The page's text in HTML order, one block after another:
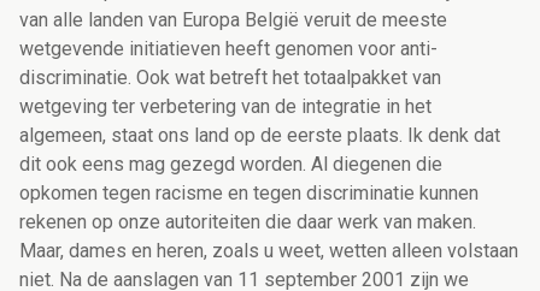
van alle landen van Europa België veruit de meeste
wetgevende initiatieven heeft genomen voor anti-
discriminatie. Ook wat betreft het totaalpakket van
wetgeving ter verbetering van de integratie in het
algemeen, staat ons land op de eerste plaats. Ik denk dat
dit ook eens mag gezegd worden. Al diegenen die
opkomen tegen racisme en tegen discriminatie kunnen
rekenen op onze autoriteiten die daar werk van maken.
Maar, dames en heren, zoals u weet, wetten alleen volstaan
niet. Na de aanslagen van 11 september 2001 zijn we